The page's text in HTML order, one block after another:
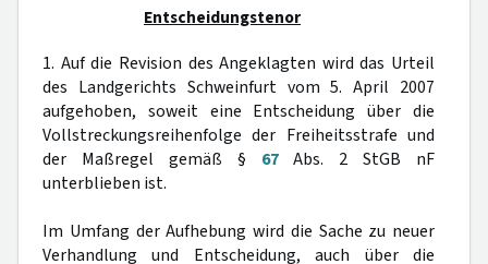
Entscheidungstenor
1. Auf die Revision des Angeklagten wird das Urteil
des Landgerichts Schweinfurt vom 5. April 2007
aufgehoben, soweit eine Entscheidung über die
Vollstreckungsreihenfolge der Freiheitsstrafe und
der Maßregel gemäß § 67Abs. 2 StGB nF
unterblieben ist.
Im Umfang der Aufhebung wird die Sache zu neuer
Verhandlung und Entscheidung, auch über die